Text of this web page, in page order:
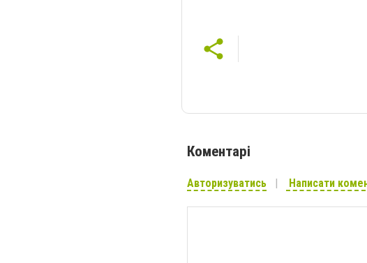
Коментарі
Авторизуватись Написати